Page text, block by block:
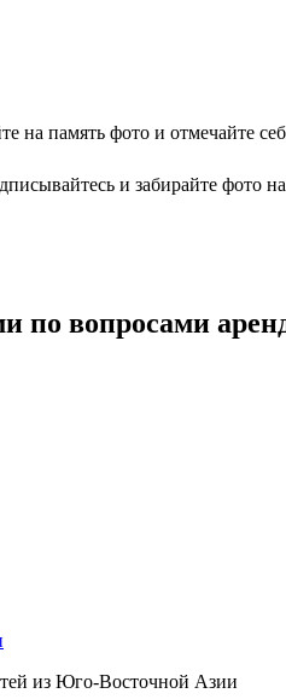
на память фото и
и забирайте фото
по вопросами
из Юго-Восточной Азии